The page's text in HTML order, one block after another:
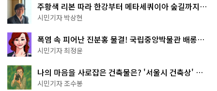
주황색 리본 따라 한강부터 메타세쿼이아 숲길까지…
서울둘레길 15코스
시민기자 박상현
폭염 속 피어난 진분홍 물결! 국립중앙박물관 배롱나
무 명소
시민기자 최정윤
나의 마음을 사로잡은 건축물은? '서울시 건축상' 수
상작 공개!
시민기자 조수봉